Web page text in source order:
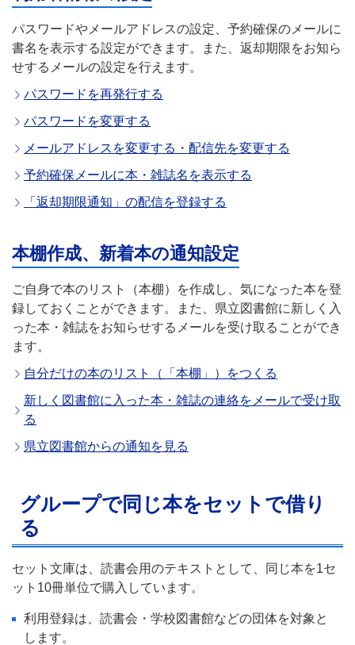
パスワードやメールアドレスの設定、予約確保のメールに
書名を表示する設定ができます。また、返却期限をお知ら
せするメールの設定を行えます。
パスワードを再発行する
パスワードを変更する
メールアドレスを変更する・配信先を変更する
予約確保メールに本・雑誌名を表示する
「返却期限通知」の配信を登録する
本棚作成、新着本の通知設定
ご自身で本のリスト（本棚）を作成し、気になった本を登
録しておくことができます。また、県立図書館に新しく入
った本・雑誌をお知らせするメールを受け取ることができ
ます。
自分だけの本のリスト（「本棚」）をつくる
新しく図書館に入った本・雑誌の連絡をメールで受け取
る
県立図書館からの通知を見る
グループで同じ本をセットで借り
る
セット文庫は、読書会用のテキストとして、同じ本を1セ
ット10冊単位で購入しています。
利用登録は、読書会・学校図書館などの団体を対象と
します。